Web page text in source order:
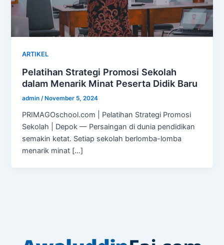
ARTIKEL
Pelatihan Strategi Promosi Sekolah
dalam Menarik Minat Peserta Didik Baru
admin/ November 5, 2024
PRIMAGOschool.com | Pelatihan Strategi Promosi
Sekolah | Depok — Persaingan di dunia pendidikan
semakin ketat. Setiap sekolah berlomba-lomba
menarik minat […]